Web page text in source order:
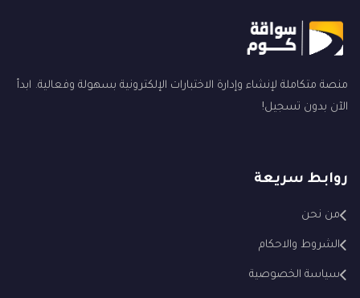
منصة متكاملة لإنشاء وإدارة الاختبارات الإلكترونية بسهولة وفعالية. ابدأ
الآن بدون تسجيل!
روابط سريعة
من نحن
الشروط والاحكام
سياسة الخصوصية